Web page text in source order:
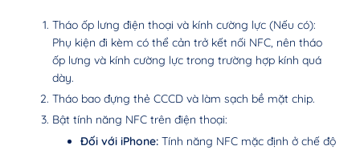
Tháo ốp lưng điện thoại và kính cường lực (Nếu có):
Phụ kiện đi kèm có thể cản trở kết nối NFC, nên tháo
ốp lưng và kính cường lực trong trường hợp kính quá
dày.
Tháo bao đựng thẻ CCCD và làm sạch bề mặt chip.
Bật tính năng NFC trên điện thoại:
Đối với iPhone: Tính năng NFC mặc định ở chế độ